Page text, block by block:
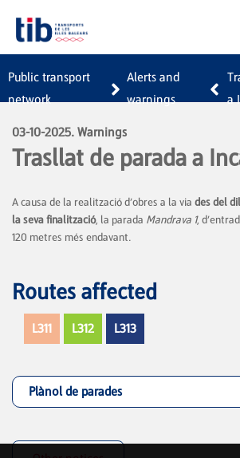
Skip to Main Content
Public transport
network
Alerts and
warnings
a
03-10-2025. Warnings
Trasllat de parada a
A causa de la realització d’obres a la via des del
la seva finalització, la parada Mandrava 1,
120 metres més endavant.
Routes affected
L311 L312 L313
Plànol de parades